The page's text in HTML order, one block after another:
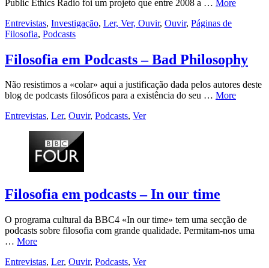
Public Ethics Radio foi um projeto que entre 2008 a … More
Entrevistas, Investigação, Ler, Ver, Ouvir, Ouvir, Páginas de
Filosofia, Podcasts
Filosofia em Podcasts – Bad Philosophy
Não resistimos a «colar» aqui a justificação dada pelos autores deste
blog de podcasts filosóficos para a existência do seu … More
Entrevistas, Ler, Ouvir, Podcasts, Ver
Filosofia em podcasts – In our time
O programa cultural da BBC4 «In our time» tem uma secção de
podcasts sobre filosofia com grande qualidade. Permitam-nos uma
… More
Entrevistas, Ler, Ouvir, Podcasts, Ver